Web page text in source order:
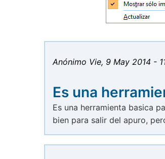
Anónimo Vie, 9 May 2014 -
Es una
Es una herramienta basica
bien para salir del apuro,